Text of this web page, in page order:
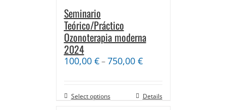
Seminario
Teórico/Práctico
Ozonoterapia moderna
2024
100,00 €–750,00 €
Select options Details